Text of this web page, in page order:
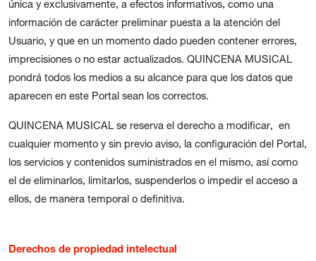
única y exclusivamente, a efectos informativos, como una
información de carácter preliminar puesta a la atención del
Usuario, y que en un momento dado pueden contener errores,
imprecisiones o no estar actualizados. QUINCENA MUSICAL
pondrá todos los medios a su alcance para que los datos que
aparecen en este Portal sean los correctos.
QUINCENA MUSICAL se reserva el derecho a modificar, en
cualquier momento y sin previo aviso, la configuración del Portal,
los servicios y contenidos suministrados en el mismo, así como
el de eliminarlos, limitarlos, suspenderlos o impedir el acceso a
ellos, de manera temporal o definitiva.
Derechos de propiedad intelectual